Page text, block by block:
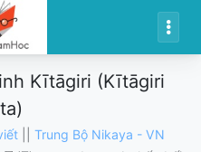
Kītāgiri (Kītāgiri
Trung Bộ Nikaya - VN